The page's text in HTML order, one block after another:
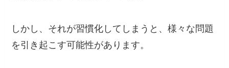
しかし、それが習慣化してしまうと、様々な問題
を引き起こす可能性があります。